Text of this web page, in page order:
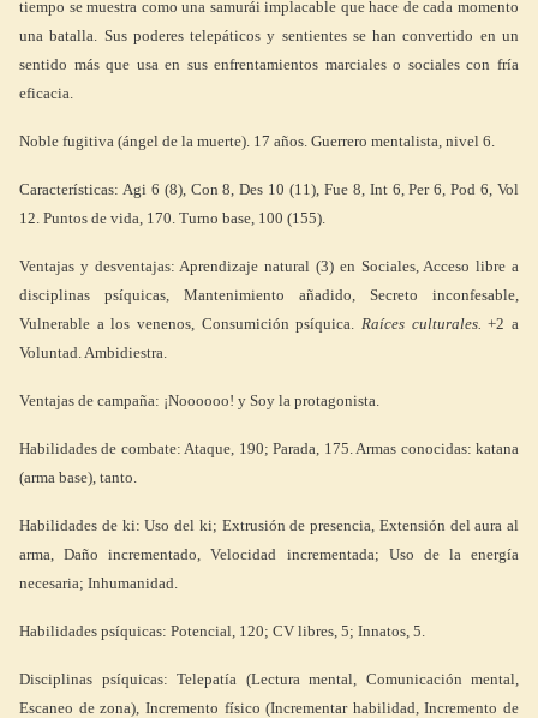
tiempo se muestra como una samurái implacable que hace de cada momento
una batalla. Sus poderes telepáticos y sentientes se han convertido en un
sentido más que usa en sus enfrentamientos marciales o sociales con fría
eficacia.
Noble fugitiva (ángel de la muerte). 17 años. Guerrero mentalista, nivel 6.
Características: Agi 6 (8), Con 8, Des 10 (11), Fue 8, Int 6, Per 6, Pod 6, Vol
12. Puntos de vida, 170. Turno base, 100 (155).
Ventajas y desventajas: Aprendizaje natural (3) en Sociales, Acceso libre a
disciplinas psíquicas, Mantenimiento añadido, Secreto inconfesable,
Vulnerable a los venenos, Consumición psíquica. Raíces culturales. +2 a
Voluntad. Ambidiestra.
Ventajas de campaña: ¡Noooooo! y Soy la protagonista.
Habilidades de combate: Ataque, 190; Parada, 175. Armas conocidas: katana
(arma base), tanto.
Habilidades de ki: Uso del ki; Extrusión de presencia, Extensión del aura al
arma, Daño incrementado, Velocidad incrementada; Uso de la energía
necesaria; Inhumanidad.
Habilidades psíquicas: Potencial, 120; CV libres, 5; Innatos, 5.
Disciplinas psíquicas: Telepatía (Lectura mental, Comunicación mental,
Escaneo de zona), Incremento físico (Incrementar habilidad, Incremento de